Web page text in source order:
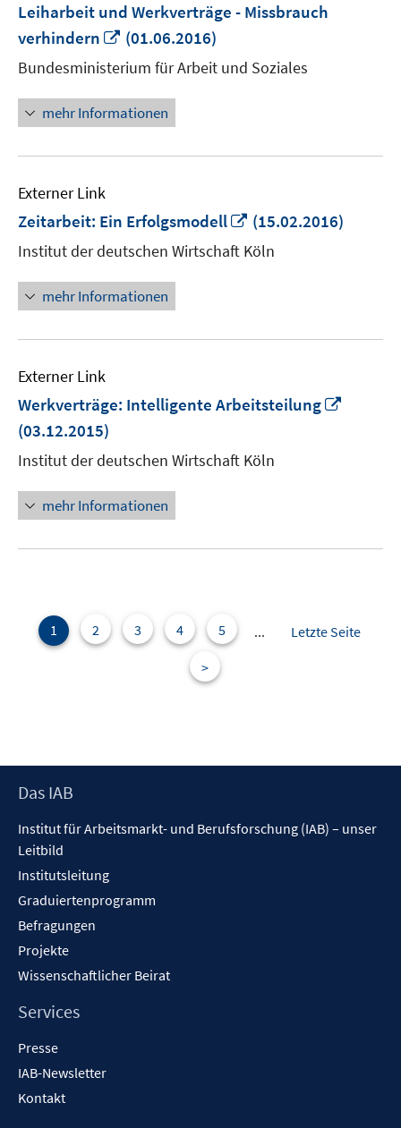
Leiharbeit und Werkverträge - Missbrauch
verhindern
In
neuem
Fenster
öffnen
(01.06.2016)
Bundesministerium für Arbeit und Soziales
mehr Informationen
Externer Link
Zeitarbeit: Ein Erfolgsmodell
In
neuem
Fenster
(15.02.2016)
Institut der deutschen Wirtschaft Köln
mehr Informationen
Externer Link
Werkverträge: Intelligente Arbeitsteilung
(03.12.2015)
Institut der deutschen Wirtschaft Köln
mehr Informationen
1 2 3 4 5 ...
Letzte Seite
>
Footer
Das IAB
Institut für Arbeitsmarkt- und Berufsforschung (IAB) – unser
Leitbild
Institutsleitung
Graduiertenprogramm
Befragungen
Projekte
Wissenschaftlicher Beirat
Services
Presse
IAB-Newsletter
Kontakt